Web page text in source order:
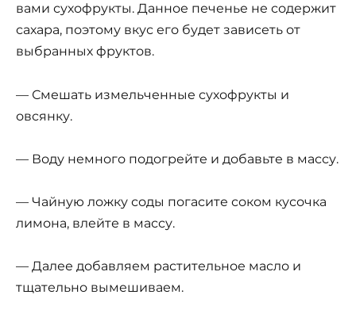
вами сухофрукты. Данное печенье не содержит
сахара, поэтому вкус его будет зависеть от
выбранных фруктов.
— Смешать измельченные сухофрукты и
овсянку.
— Воду немного подогрейте и добавьте в массу.
— Чайную ложку соды погасите соком кусочка
лимона, влейте в массу.
— Далее добавляем растительное масло и
тщательно вымешиваем.